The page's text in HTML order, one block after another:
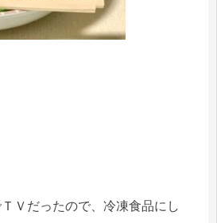
Ｖだったので、冷凍食品にし